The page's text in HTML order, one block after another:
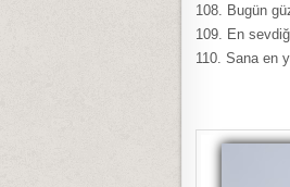
108. Bugün
109. En
110. Sana en